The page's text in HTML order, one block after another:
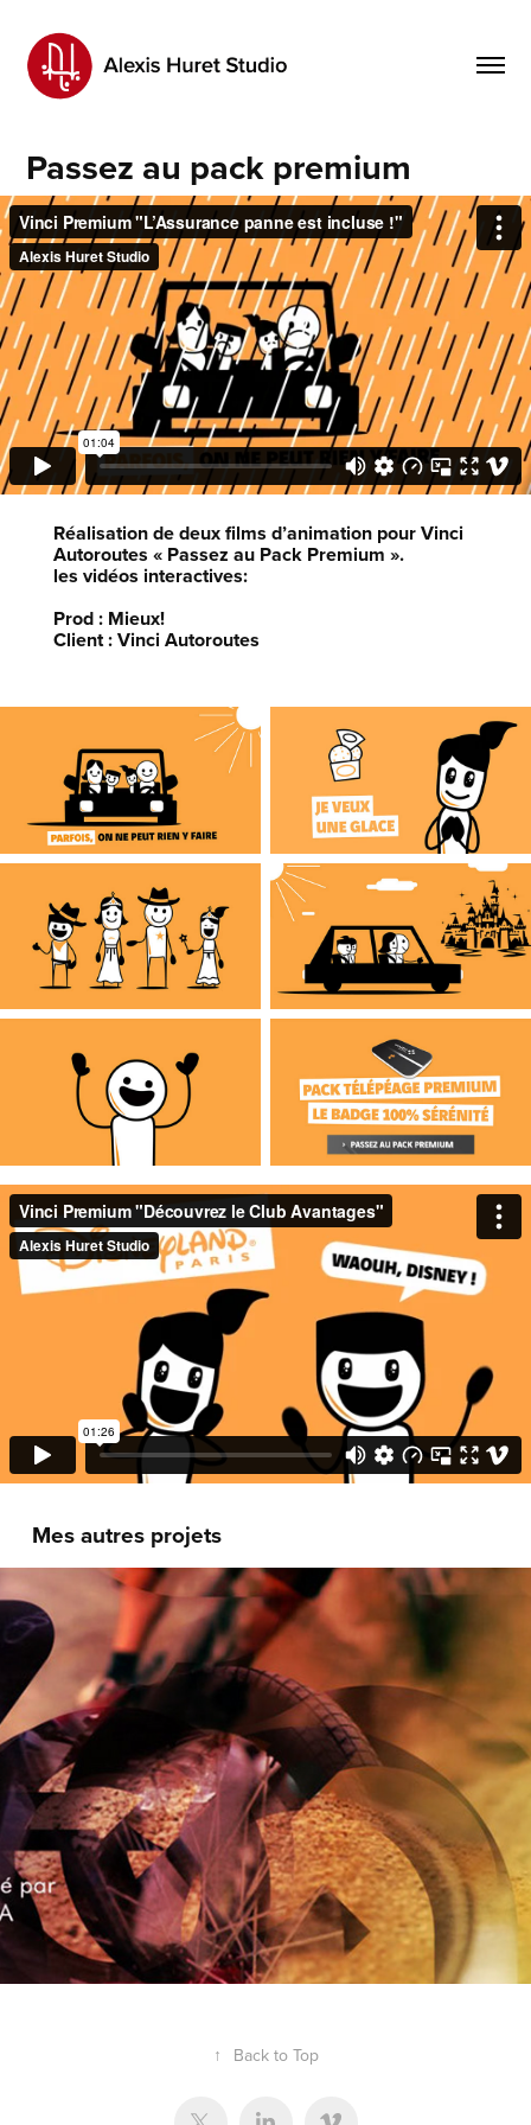
Passez au pack premium
Réalisation de deux films d’animation pour Vinci
Autoroutes « Passez au Pack Premium ».
les vidéos interactives:
Prod : Mieux!
Client : Vinci Autoroutes
Mes autres projets
Rding Zone V2
↑ Back to Top